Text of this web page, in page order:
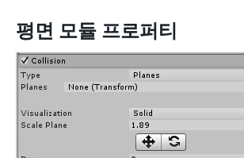
평면 모듈 프로퍼티